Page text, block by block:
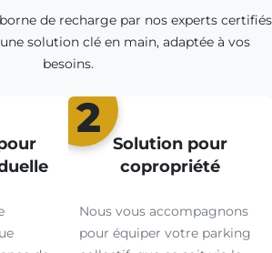
de recharge par nos experts certifiés
solution clé en main, adaptée à vos
besoins.
2
Solution pour
copropriété
Nous vous accompagnons
pour équiper votre parking